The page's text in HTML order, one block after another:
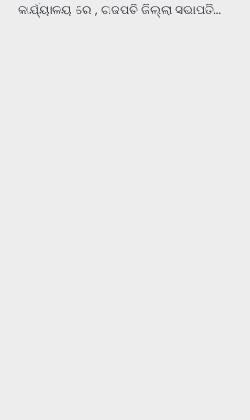
କାର୍ଯ୍ୟାଳୟ ରେ , ଗଜପତି ଜିଲ୍ଲା ସଭାପତି…